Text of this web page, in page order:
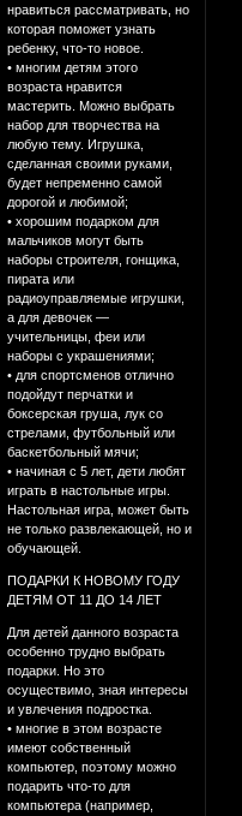
нравиться рассматривать, но
которая поможет узнать
ребенку, что-то новое.
• многим детям этого
возраста нравится
мастерить. Можно выбрать
набор для творчества на
любую тему. Игрушка,
сделанная своими руками,
будет непременно самой
дорогой и любимой;
• хорошим подарком для
мальчиков могут быть
наборы строителя, гонщика,
пирата или
радиоуправляемые игрушки,
а для девочек —
учительницы, феи или
наборы с украшениями;
• для спортсменов отлично
подойдут перчатки и
боксерская груша, лук со
стрелами, футбольный или
баскетбольный мячи;
• начиная с 5 лет, дети любят
играть в настольные игры.
Настольная игра, может быть
не только развлекающей, но и
обучающей.
ПОДАРКИ К НОВОМУ ГОДУ
ДЕТЯМ ОТ 11 ДО 14 ЛЕТ
Для детей данного возраста
особенно трудно выбрать
подарки. Но это
осуществимо, зная интересы
и увлечения подростка.
• многие в этом возрасте
имеют собственный
компьютер, поэтому можно
подарить что-то для
компьютера (например,